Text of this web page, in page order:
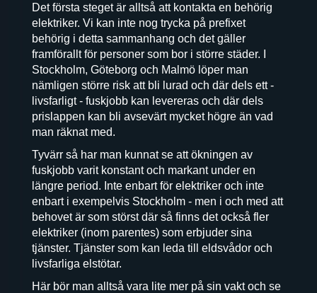
Det första steget är alltså att kontakta en behörig
elektriker. Vi kan inte nog trycka på prefixet
behörig i detta sammanhang och det gäller
framförallt för personer som bor i större städer. I
Stockholm, Göteborg och Malmö löper man
nämligen större risk att bli lurad och där dels ett -
livsfarligt - fuskjobb kan levereras och där dels
prislappen kan bli avsevärt mycket högre än vad
man räknat med.
Tyvärr så har man kunnat se att ökningen av
fuskjobb varit konstant och markant under en
längre period. Inte enbart för elektriker och inte
enbart i exempelvis Stockholm - men i och med att
behovet är som störst där så finns det också fler
elektriker (inom parentes) som erbjuder sina
tjänster. Tjänster som kan leda till eldsvådor och
livsfarliga elstötar.
Här bör man alltså vara lite mer på sin vakt och se